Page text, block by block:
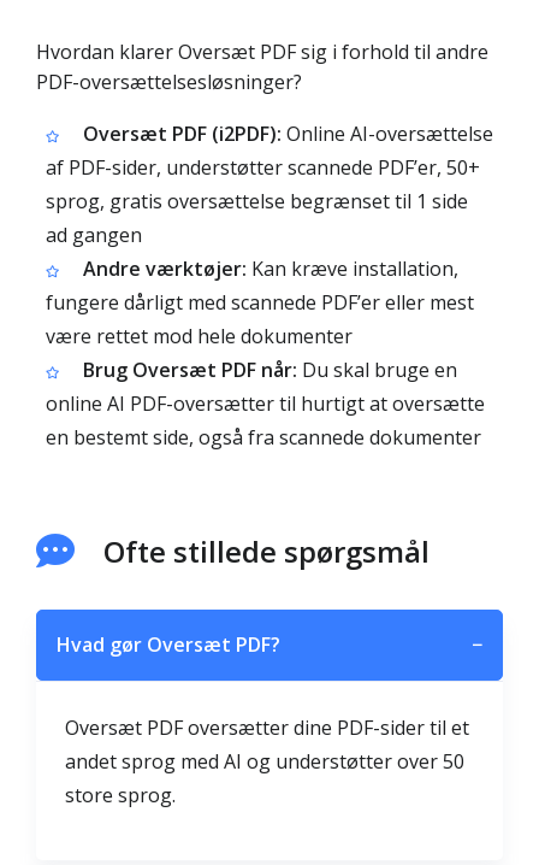
Hvordan klarer Oversæt PDF sig i forhold til andre
PDF-oversættelsesløsninger?
Oversæt PDF (i2PDF): Online AI-oversættelse
af PDF-sider, understøtter scannede PDF’er, 50+
sprog, gratis oversættelse begrænset til 1 side
ad gangen
Andre værktøjer: Kan kræve installation,
fungere dårligt med scannede PDF’er eller mest
være rettet mod hele dokumenter
Brug Oversæt PDF når: Du skal bruge en
online AI PDF-oversætter til hurtigt at oversætte
en bestemt side, også fra scannede dokumenter
Ofte stillede spørgsmål
Hvad gør Oversæt PDF? −
Oversæt PDF oversætter dine PDF-sider til et
andet sprog med AI og understøtter over 50
store sprog.